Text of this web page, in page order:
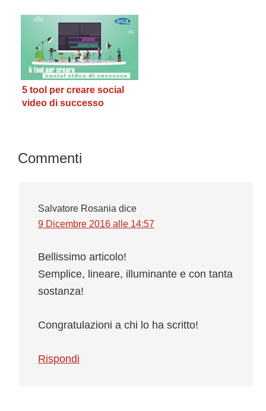
5 tool per creare social
video di successo
Interazioni
lettore
Commenti
Salvatore Rosania dice
9 Dicembre 2016 alle 14:57
Bellissimo articolo!
Semplice, lineare, illuminante e con tanta
sostanza!
Congratulazioni a chi lo ha scritto!
Rispondi